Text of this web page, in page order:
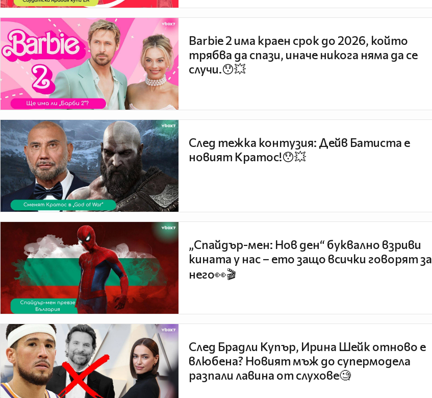
Barbie 2 има краен срок до 2026, който
трябва да спази, иначе никога няма да се
случи.😯💥
След тежка контузия: Дейв Батиста е
новият Кратос!😯💥
„Спайдър-мен: Нов ден“ буквално взриви
кината у нас – ето защо всички говорят за
него👀🎬
След Брадли Купър, Ирина Шейк отново е
влюбена? Новият мъж до супермодела
разпали лавина от слухове🧐